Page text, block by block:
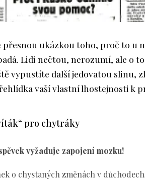
přesnou ukázkou toho, proč to u
Lidi nečtou, nerozumí, ale o
vypustíte další jedovatou slinu,
vaší vlastní lhostejnosti k
pro chytráky
vyžaduje zapojení mozku!
o chystaných změnách v